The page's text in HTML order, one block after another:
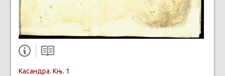
Касандра. Књ. 1